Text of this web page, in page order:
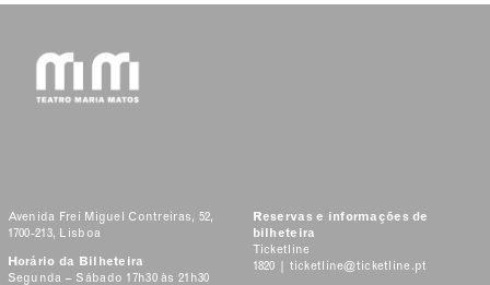
Avenida Frei Miguel Contreiras, 52,
1700-213, Lisboa
Horário da Bilheteira
Segunda – Sábado 17h30 às 21h30
Reservas e informações de
bilheteira
Ticketline
1820 | ticketline@ticketline.pt